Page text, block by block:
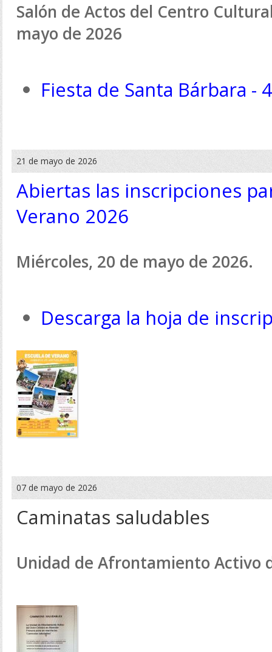
Salón de Actos del Centro
mayo de 2026
Fiesta de Santa Bárbara -
21 de mayo de 2026
Abiertas las inscripciones
Verano 2026
Miércoles, 20 de mayo de 2026.
Descarga la hoja de
07 de mayo de 2026
Caminatas saludables
Unidad de Afrontamiento Activo